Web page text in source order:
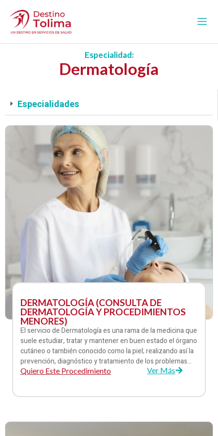
Especialidad:
Dermatología
Especialidades
DERMATOLOGÍA (CONSULTA DE
DERMATOLOGÍA Y PROCEDIMIENTOS
MENORES)
El servicio de Dermatología es una rama de la medicina que
suele estudiar, tratar y mantener en buen estado el órgano
cutáneo o también conocido como la piel; realizando así la
prevención, diagnóstico y tratamiento de los problemas
dermatológicos, como manchas, descamación en la piel,
Quiero Este Procedimiento Ver Más